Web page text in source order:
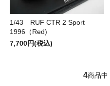
1/43 RUF CTR 2 Sport
1996（Red)
7,700円(税込)
4商品中